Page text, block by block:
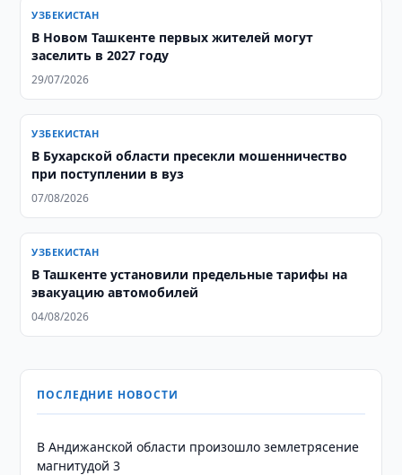
УЗБЕКИСТАН
В Новом Ташкенте первых жителей могут
заселить в 2027 году
29/07/2026
УЗБЕКИСТАН
В Бухарской области пресекли мошенничество
при поступлении в вуз
07/08/2026
УЗБЕКИСТАН
В Ташкенте установили предельные тарифы на
эвакуацию автомобилей
04/08/2026
ПОСЛЕДНИЕ НОВОСТИ
В Андижанской области произошло землетрясение
магнитудой 3